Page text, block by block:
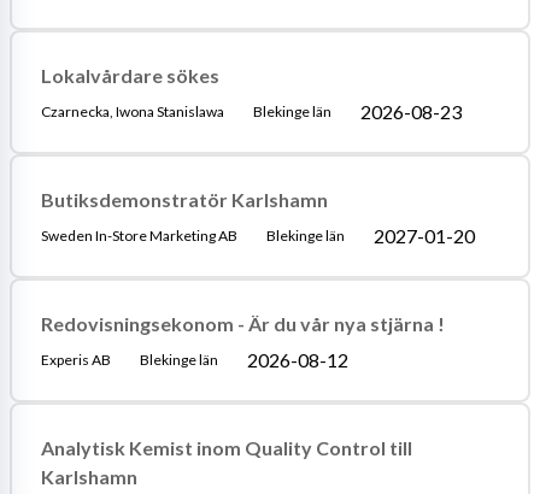
Lokalvårdare sökes
Czarnecka, Iwona Stanislawa Blekinge län 2026-08-23
Butiksdemonstratör Karlshamn
Sweden In-Store Marketing AB Blekinge län 2027-01-20
Redovisningsekonom - Är du vår nya stjärna !
Experis AB Blekinge län 2026-08-12
Analytisk Kemist inom Quality Control till
Karlshamn